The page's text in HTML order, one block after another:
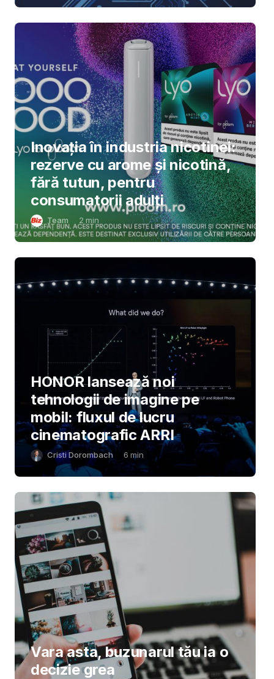
Inovația în industria nicotinei:
rezerve cu arome și nicotină,
fără tutun, pentru
consumatorii adulți
Team 2 min
HONOR lansează noi
tehnologii de imagine pe
mobil: fluxul de lucru
cinematografic ARRI
Cristi Dorombach 6 min
Vara asta, buzunarul tău ia o
decizie grea